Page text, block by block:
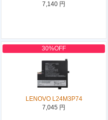
7,140 円
30%OFF
LENOVO L24M3P74
7,045 円